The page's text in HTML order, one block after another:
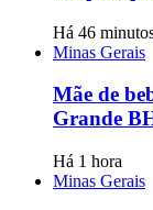
Há 46
Minas Gerais
Mãe de
Grande
Há 1 hora
Minas Gerais